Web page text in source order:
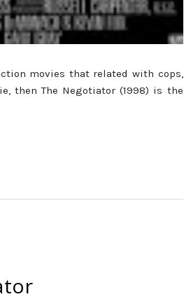
movies that related with cops,
then The Negotiator (1998) is the